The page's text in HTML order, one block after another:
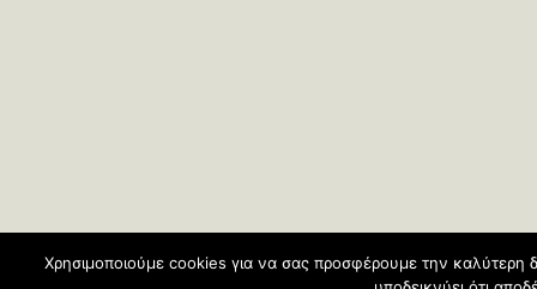
Χρησιμοποιούμε cookies για να σας προσφέρουμε την καλύτερη